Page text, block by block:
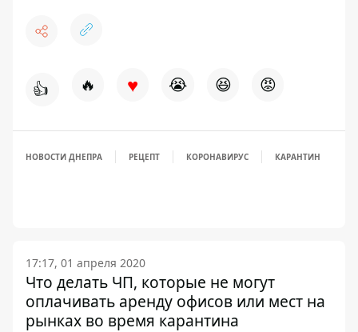
👍 🔥 ♥ 😭 😆 😡
НОВОСТИ ДНЕПРА РЕЦЕПТ КОРОНАВИРУС КАРАНТИН
17:17, 01 апреля 2020
Что делать ЧП, которые не могут
оплачивать аренду офисов или мест на
рынках во время карантина